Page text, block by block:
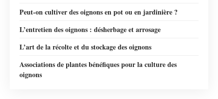
Peut-on cultiver des oignons en pot ou en jardinière ?
L’entretien des oignons : désherbage et arrosage
L’art de la récolte et du stockage des oignons
Associations de plantes bénéfiques pour la culture des
oignons